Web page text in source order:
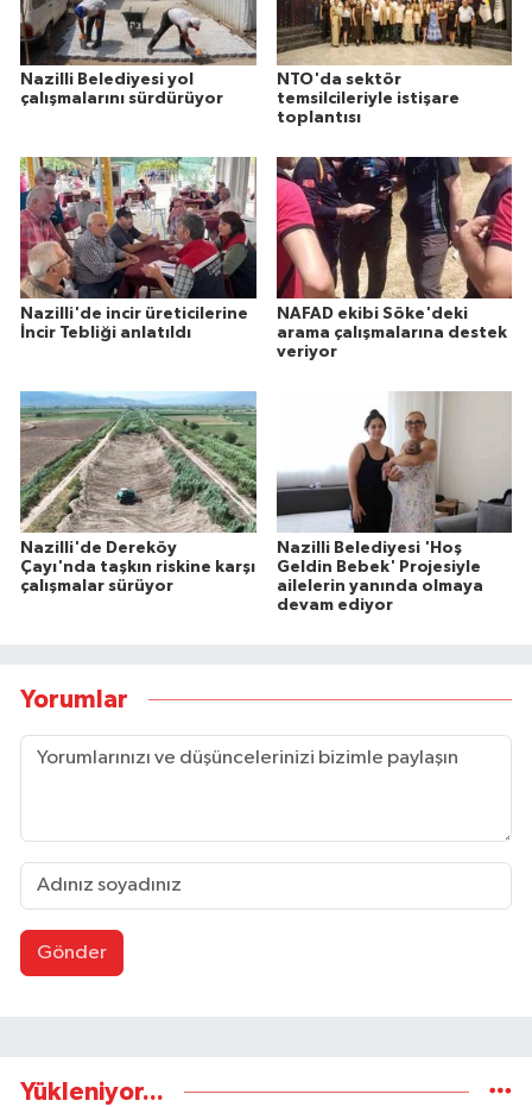
Nazilli Belediyesi yol
çalışmalarını sürdürüyor
NTO'da sektör
temsilcileriyle istişare
toplantısı
Nazilli'de incir üreticilerine
İncir Tebliği anlatıldı
NAFAD ekibi Söke'deki
arama çalışmalarına destek
veriyor
Nazilli'de Dereköy
Çayı'nda taşkın riskine karşı
çalışmalar sürüyor
Nazilli Belediyesi 'Hoş
Geldin Bebek' Projesiyle
ailelerin yanında olmaya
devam ediyor
Yorumlar
Gönder
Yükleniyor...